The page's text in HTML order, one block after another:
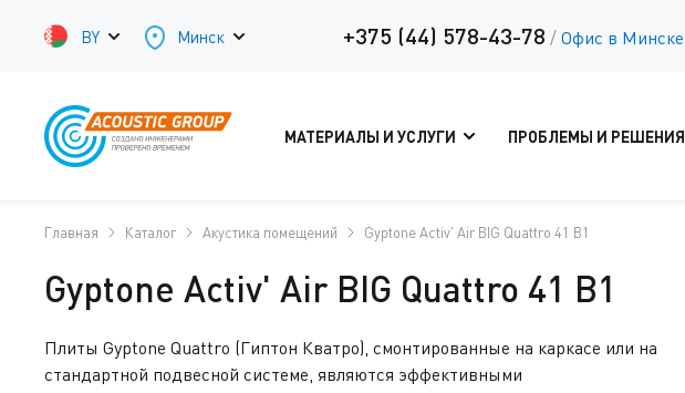
BY Минск +375 (44) 578-43-78 / Офис в Минске
МАТЕРИАЛЫ И УСЛУГИ ПРОБЛЕМЫ И РЕШЕНИЯ
Главная Каталог Акустика помещений Gyptone Activ' Air BIG Quattro 41 B1
Gyptone Activ' Air BIG Quattro 41 B1
Плиты Gyptone Quattro (Гиптон Кватро), смонтированные на каркасе или на
стандартной подвесной системе, являются эффективными